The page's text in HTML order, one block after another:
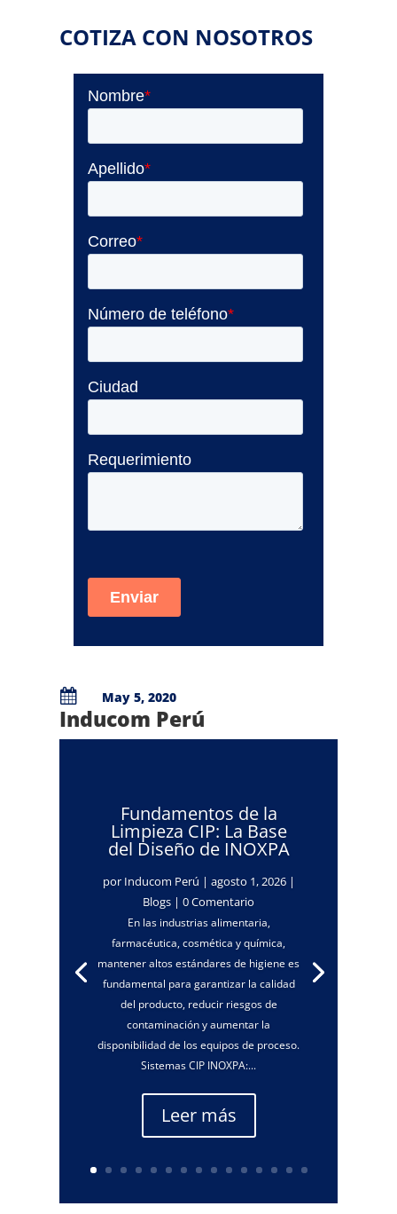
COTIZA CON NOSOTROS
 May 5, 2020
Inducom Perú
Fundamentos de la
Limpieza CIP: La Base
del Diseño de INOXPA
por Inducom Perú | agosto 1, 2026|
Blogs | 0 Comentario
En las industrias alimentaria,
farmacéutica, cosmética y química,
mantener altos estándares de higiene es
fundamental para garantizar la calidad
del producto, reducir riesgos de
contaminación y aumentar la
disponibilidad de los equipos de proceso.
Sistemas CIP INOXPA:...
Leer más